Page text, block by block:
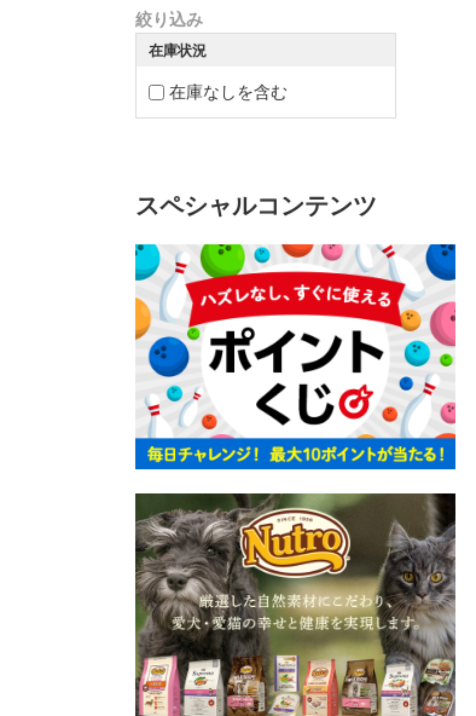
絞り込み
在庫状況
在庫なしを含む
スペシャルコンテンツ